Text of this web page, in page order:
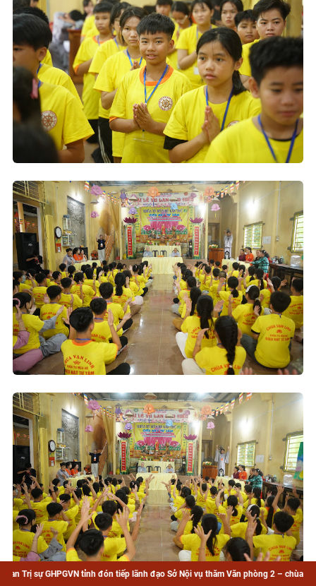
đón tiếp lãnh đạo Sở Nội vụ thăm Văn phòng 2 – chùa Hòa Long Ban Trị
đón tiếp lãnh đạo Sở Nội vụ thăm Văn phòng 2 – chùa Hòa Long Ban Trị